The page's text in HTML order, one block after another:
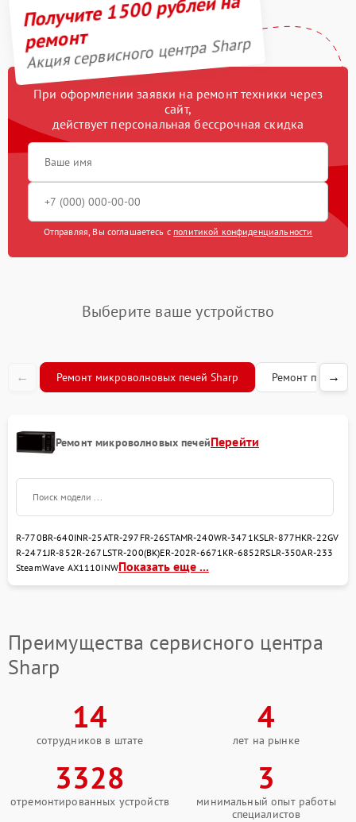
Ремонт механизма
открывания двери
Ремонт двигателя
поддона
Замена ТЭН
Замена силового
900 рублей
Получите 1500 рублей на
ремонт
Акция сервисного центра Sharp
При оформлении заявки на ремонт техники через
сайт,
действует персональная бессрочная скидка
Отправляя, Вы соглашаетесь с политикой конфиденциальности
Выберите ваше устройство
← Ремонт микроволновых печей Sharp Ремонт →
Ремонт микроволновых печейПерейти
R-770BR-640INR-25ATR-297FR-26STAMR-240WR-3471KSL R-877HKR-22GV
R-2471JR-852R-267LSTR-200(BK)ER-202R-6671KR-6852RSL R-350AR-233
SteamWave AX1110INWПоказать еще ...
Преимущества сервисного центра
Sharp
14
сотрудников в штате
4
лет на рынке
3328
отремонтированных устройств
3
минимальный опыт работы
специалистов